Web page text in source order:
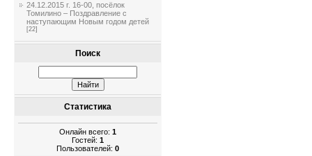
24.12.2015 г. 16-00, посёлок
Томилино – Поздравление с
наступающим Новым годом детей
[22]
Поиск
Статистика
Онлайн всего: 1
Гостей: 1
Пользователей: 0